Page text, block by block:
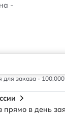
-
для заказа -
прямо в день